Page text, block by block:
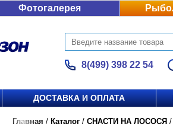
Фотогалерея
8(499) 398 22 54
ДОСТАВКА И ОПЛАТА
Главная / Каталог / СНАСТИ НА ЛОСОСЯ /